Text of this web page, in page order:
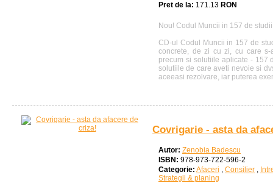
Pret de la: 171.13 RON
Nou! Codul Muncii in 157 de
CD-ul Codul Muncii in 157 de
concrete, de zi cu zi, cu care s-
precum si solutiile aplicate - 157
solutiile de care aveti nevoie si
aceeasi rezolvare, iar puterea
Covrigarie - asta da
Autor: Zenobia Badescu
ISBN: 978-973-722-596-2
Categorie: Afaceri , Consilier ,
Strategii & planing